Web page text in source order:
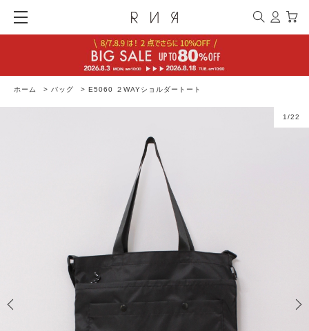
ホーム > バッグ > E5060 ２WAYショルダートート
1 /22